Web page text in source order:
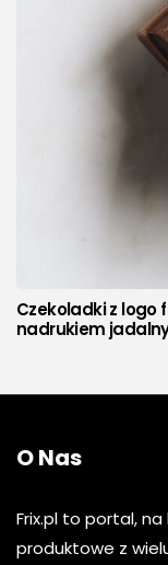
Czekoladki z logo
nadrukiem
O Nas
Frix.pl to portal,
produktowe z